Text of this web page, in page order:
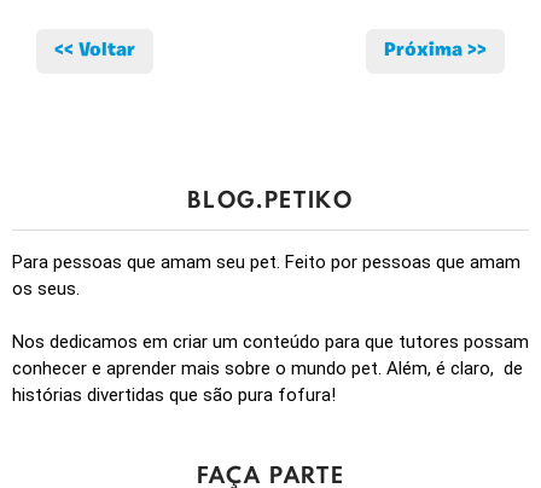
<< Voltar Próxima >>
BLOG.PETIKO
Para pessoas que amam seu pet. Feito por pessoas que amam
os seus.
Nos dedicamos em criar um conteúdo para que tutores possam
conhecer e aprender mais sobre o mundo pet. Além, é claro, de
histórias divertidas que são pura fofura!
FAÇA PARTE